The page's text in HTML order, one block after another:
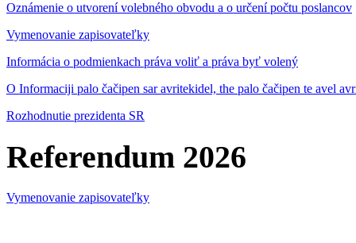
Oznámenie o utvorení volebného obvodu a o určení počtu poslancov
Vymenovanie zapisovateľky
Informácia o podmienkach práva voliť a práva byť volený
O Informaciji palo čačipen sar avritekidel, the palo čačipen te avel
Rozhodnutie prezidenta SR
Referendum 2026
Vymenovanie zapisovateľky